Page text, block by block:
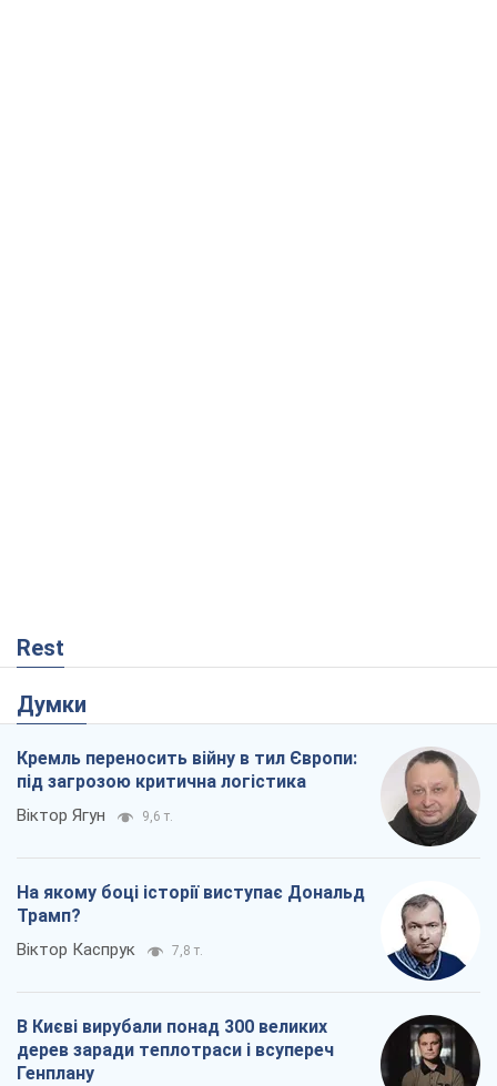
Rest
Думки
Кремль переносить війну в тил Європи:
під загрозою критична логістика
Віктор Ягун 9,6 т.
На якому боці історії виступає Дональд
Трамп?
Віктор Каспрук 7,8 т.
В Києві вирубали понад 300 великих
дерев заради теплотраси і всупереч
Генплану